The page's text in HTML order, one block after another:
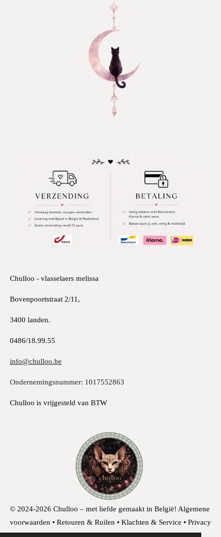
Chulloo - vlasselaers melissa
Bovenpoortstraat 2/11,
3400 landen.
0486/18.99.55
info@chulloo.be
Ondernemingsnummer: 1017552863
Chulloo is vrijgesteld van BTW
© 2024-2026 Chulloo – met liefde gemaakt in België! Algemene
voorwaarden • Retouren & Ruilen • Klachten & Service • Privacy